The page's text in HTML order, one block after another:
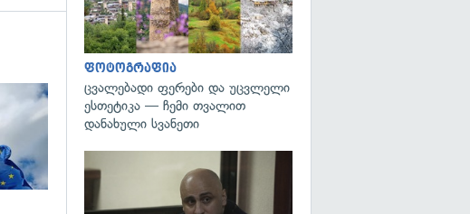
გადახედვა
ფოტოგრაფია
ცვალებადი ფერები და უცვლელი
ესთეტიკა — ჩემი თვალით
დანახული სვანეთი